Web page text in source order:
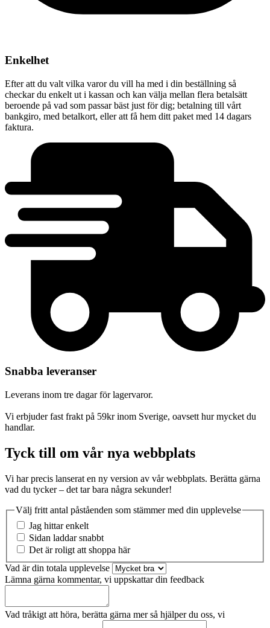
Enkelhet
Efter att du valt vilka varor du vill ha med i din beställning så
checkar du enkelt ut i kassan och kan välja mellan flera betalsätt
beroende på vad som passar bäst just för dig; betalning till vårt
bankgiro, med betalkort, eller att få hem ditt paket med 14 dagars
faktura.
Snabba leveranser
Leverans inom tre dagar för lagervaror.
Vi erbjuder fast frakt på 59kr inom Sverige, oavsett hur mycket du
handlar.
Tyck till om vår nya webbplats
Vi har precis lanserat en ny version av vår webbplats. Berätta gärna
vad du tycker – det tar bara några sekunder!
Välj fritt antal påståenden som stämmer med din upplevelse
Jag hittar enkelt
Sidan laddar snabbt
Det är roligt att shoppa här
Vad är din totala upplevelse
Lämna gärna kommentar, vi uppskattar din feedback
Vad tråkigt att höra, berätta gärna mer så hjälper du oss, vi